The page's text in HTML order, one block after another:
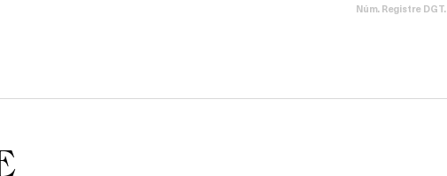
Núm. Registre DGT.